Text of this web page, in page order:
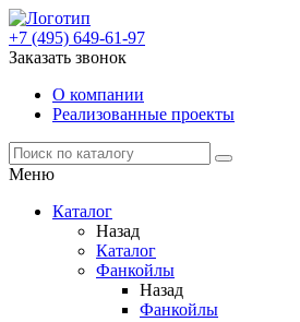
+7 (495) 649-61-97
Заказать звонок
О компании
Реализованные проекты
Меню
Каталог
Назад
Каталог
Фанкойлы
Назад
Фанкойлы